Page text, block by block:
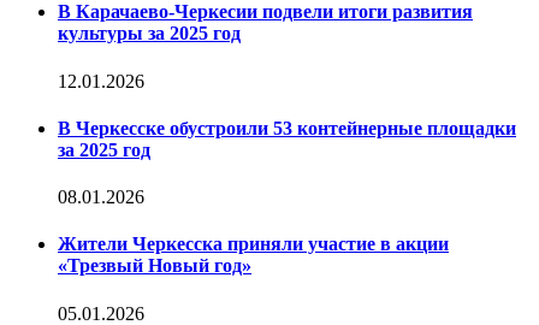
В Карачаево-Черкесии подвели итоги развития
культуры за 2025 год
12.01.2026
В Черкесске обустроили 53 контейнерные площадки
за 2025 год
08.01.2026
Жители Черкесска приняли участие в акции
«Трезвый Новый год»
05.01.2026